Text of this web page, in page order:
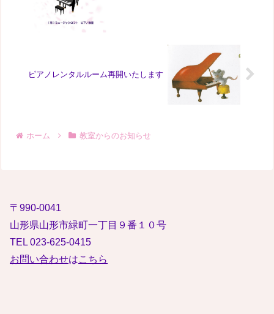
ピアノレンタルルーム再開いたします
ホーム 教室からのお知らせ
〒990-0041
山形県山形市緑町一丁目９番１０号
TEL 023-625-0415
お問い合わせはこちら